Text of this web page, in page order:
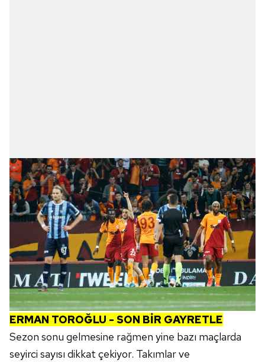
ERMAN TOROĞLU - SON BİR GAYRETLE
Sezon sonu gelmesine rağmen yine bazı maçlarda
seyirci sayısı dikkat çekiyor. Takımlar ve